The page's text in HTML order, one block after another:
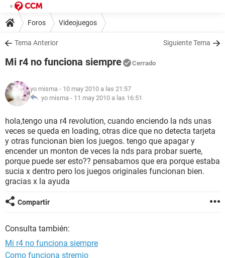
Foros Videojuegos
Tema Anterior Siguiente Tema
Mi r4 no funciona siempre Cerrado
yo misma - 10 may 2010 a las 21:57
yo misma - 11 may 2010 a las 16:51
hola,tengo una r4 revolution, cuando enciendo la nds unas
veces se queda en loading, otras dice que no detecta tarjeta
y otras funcionan bien los juegos. tengo que apagar y
encender un monton de veces la nds para probar suerte,
porque puede ser esto?? pensabamos que era porque estaba
sucia x dentro pero los juegos originales funcionan bien.
gracias x la ayuda
Compartir
Consulta también:
Mi r4 no funciona siempre
Como funciona stremio